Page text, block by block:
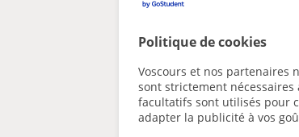
Politique de cookies
Voscours et nos partenaires
sont strictement
facultatifs sont utilisés pour
adapter la publicité à vos